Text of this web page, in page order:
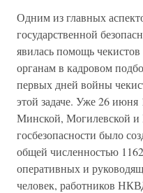
Одним из главных
государственной
явилась помощь
органам в кадровом
первых дней войны
этой задаче. Уже 26 июня
Минской, Могилевской и
госбезопасности было
общей численностью
оперативных и
человек, работников